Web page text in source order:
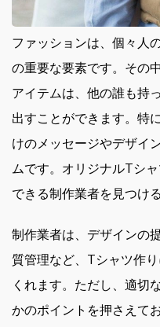
ファッションは、個々人
の重要な要素です。 その
アイテムは、他の誰も持
出すことができます。特
けのメッセージやデザイ
ムです。オリジナルTシ
できる制作業者を見つけ
制作業者は、デザインの
質管理など、Tシャツ作
くれます。ただし、適切
かのポイントを押さえて